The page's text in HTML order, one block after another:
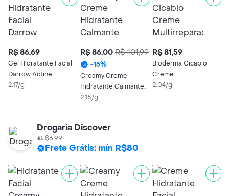
R$ 86,69
Gel Hidratante Facial
Darrow Actine
Aquaforce 40g
2.17/g
R$ 86,00 R$ 101,99
-15%
Creamy Creme
Hidratante Calmante
40g
2.15/g
R$ 81,59
Bioderma Cicabio
Creme
Multirreparador
2.04/g
Drogaria Discover
$6.99
Frete Grátis: mín R$80